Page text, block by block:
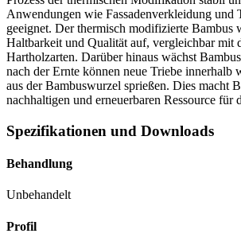
Anwendungen wie Fassadenverkleidung und
geeignet. Der thermisch modifizierte Bambus
Haltbarkeit und Qualität auf, vergleichbar mit
Hartholzarten. Darüber hinaus wächst
nach der Ernte können neue Triebe innerhalb
aus der Bambuswurzel sprießen. Dies macht
nachhaltigen und erneuerbaren Ressource für
Spezifikationen und Downloads
Behandlung
Unbehandelt
Profil